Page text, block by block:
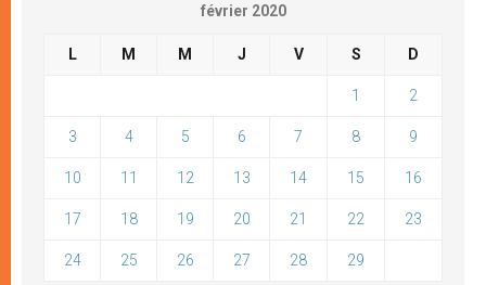
février 2020
L M M J V S D
1 2
3 4 5 6 7 8 9
10 11 12 13 14 15 16
17 18 19 20 21 22 23
24 25 26 27 28 29